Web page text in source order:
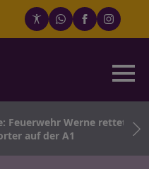
Feuerwehr Werne rettet
auf der A1